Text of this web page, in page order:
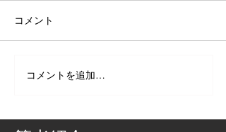
コメント
コメントを追加…